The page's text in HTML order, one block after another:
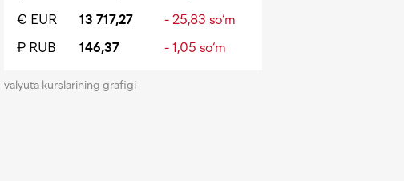
€ EUR
13 717,27
- 25,83 so‘m
₽ RUB
146,37 - 1,05 so‘m
valyuta kurslarining grafigi